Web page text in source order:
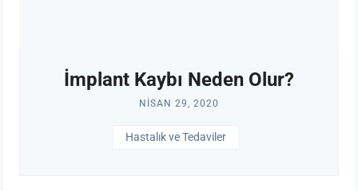
İmplant Kaybı Neden Olur?
NISAN 29, 2020
Hastalık ve Tedaviler